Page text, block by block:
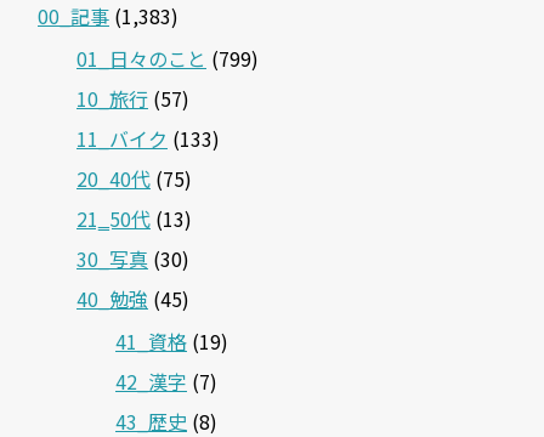
00_記事 (1,383)
01_日々のこと (799)
10_旅行 (57)
11_バイク (133)
20_40代 (75)
21‗50代 (13)
30_写真 (30)
40_勉強 (45)
41_資格 (19)
42_漢字 (7)
43_歴史 (8)